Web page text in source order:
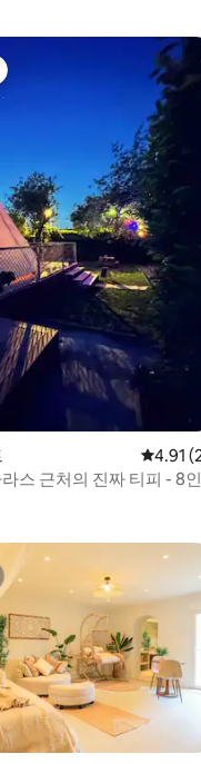
평점4.91
스 근처의 진짜 티피 - 8인